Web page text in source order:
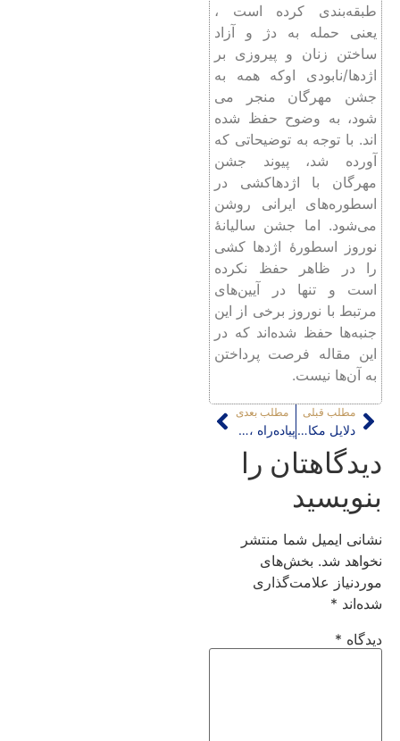
طبقه‌بندی کرده است ،
یعنی حمله به دژ و آزاد
ساختن زنان و پیروزی بر
اژدها/نابودی اوکه همه به
جشن مهرگان منجر می
شود، به وضوح حفظ شده
اند. با توجه به توضیحاتی که
آورده شد، پیوند جشن
مهرگان با اژدهاکشی در
اسطوره‌های ایرانی روشن
می‌شود. اما جشن سالیانۀ
نوروز اسطورۀ اژدها کشی
را در ظاهر حفظ نکرده
است و تنها در آیین‌های
مرتبط با نوروز برخی از این
جنبه‌ها حفظ شده‌اند که در
این مقاله فرصت پرداختن
به آن‌ها نیست.
مطلب قبلی
دلایل مکان‌گزینی شهر شانگهای به عنوان پل ارتباطی کشور چین با جهان خارج
مطلب بعدی
پیاده‌راه ، ابزاری برای اعمال سیاست‌های حاکمیت در شهر سوسیالیستی؛ نمونۀ موردی:پکن
دیدگاهتان را
بنویسید
نشانی ایمیل شما منتشر
نخواهد شد. بخش‌های
موردنیاز علامت‌گذاری
شده‌اند *
دیدگاه *